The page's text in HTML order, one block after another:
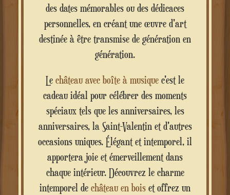
des dates mémorables ou des dédicaces
personnelles, en créant une œuvre d'art
destinée à être transmise de génération en
génération.
Le château avec boîte à musique c'est le
cadeau idéal pour célébrer des moments
spéciaux tels que les anniversaires, les
anniversaires, la Saint-Valentin et d'autres
occasions uniques. Élégant et intemporel, il
apportera joie et émerveillement dans
chaque intérieur. Découvrez le charme
intemporel de château en bois et offrez un